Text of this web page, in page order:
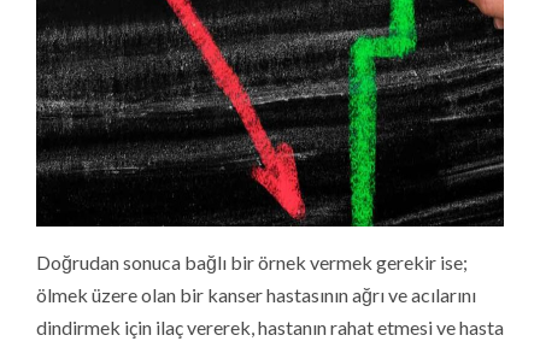
Doğrudan sonuca bağlı bir örnek vermek gerekir ise;
ölmek üzere olan bir kanser hastasının ağrı ve acılarını
dindirmek için ilaç vererek, hastanın rahat etmesi ve hasta